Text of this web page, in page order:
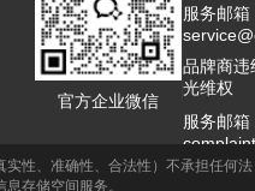
官方企业微信
服务邮箱
品牌商违
光维权
服务邮箱
客服QQ
性、准确性、合法性）不承担任何法
存储空间服务。